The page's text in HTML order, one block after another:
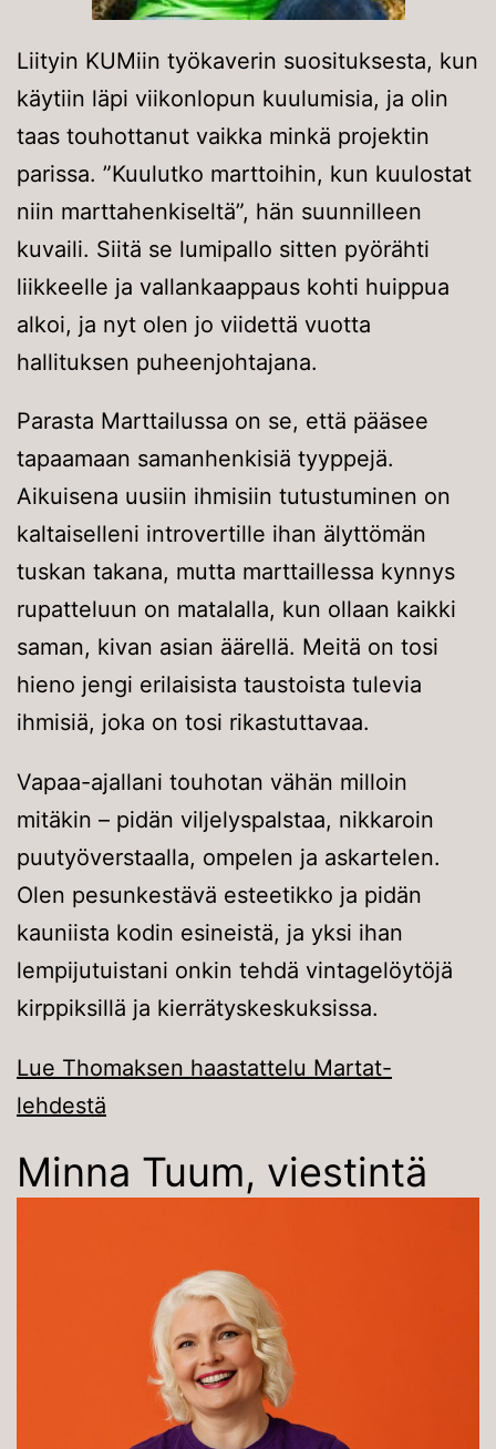
Liityin KUMiin työkaverin suosituksesta, kun
käytiin läpi viikonlopun kuulumisia, ja olin
taas touhottanut vaikka minkä projektin
parissa. ”Kuulutko marttoihin, kun kuulostat
niin marttahenkiseltä”, hän suunnilleen
kuvaili. Siitä se lumipallo sitten pyörähti
liikkeelle ja vallankaappaus kohti huippua
alkoi, ja nyt olen jo viidettä vuotta
hallituksen puheenjohtajana.
Parasta Marttailussa on se, että pääsee
tapaamaan samanhenkisiä tyyppejä.
Aikuisena uusiin ihmisiin tutustuminen on
kaltaiselleni introvertille ihan älyttömän
tuskan takana, mutta marttaillessa kynnys
rupatteluun on matalalla, kun ollaan kaikki
saman, kivan asian äärellä. Meitä on tosi
hieno jengi erilaisista taustoista tulevia
ihmisiä, joka on tosi rikastuttavaa.
Vapaa-ajallani touhotan vähän milloin
mitäkin – pidän viljelyspalstaa, nikkaroin
puutyöverstaalla, ompelen ja askartelen.
Olen pesunkestävä esteetikko ja pidän
kauniista kodin esineistä, ja yksi ihan
lempijutuistani onkin tehdä vintagelöytöjä
kirppiksillä ja kierrätyskeskuksissa.
Lue Thomaksen haastattelu Martat-
lehdestä
Minna Tuum, viestintä